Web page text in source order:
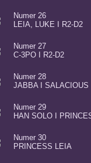
Numer 26
LEIA, LUKE I R2-D2
Numer 27
C-3PO I R2-D2
Numer 28
JABBA I SALACIOUS
Numer 29
HAN SOLO I
Numer 30
PRINCESS LEIA